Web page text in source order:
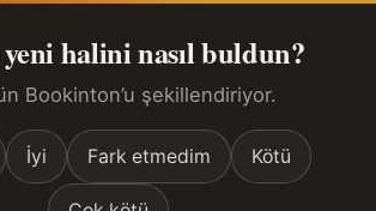
halini nasıl buldun?
Bookinton’u şekillendiriyor.
İyi Fark etmedim Kötü